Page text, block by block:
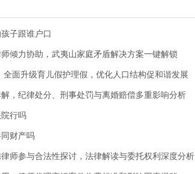
子跟谁户口
倾力协助，武夷山家庭矛盾解决方案一键解锁
全面升级育儿假护理假，优化人口结构促和谐发展
，纪律处分、刑事处罚与离婚赔偿多重影响分析
院行吗
同财产吗
师参与合法性探讨，法律解读与委托权利深度分析